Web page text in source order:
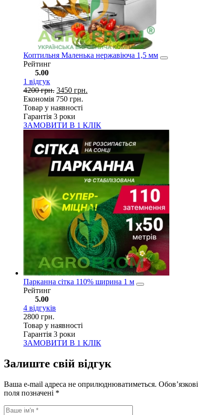
Коптильня Маленька нержавіюча 1,5 мм
Рейтинг
5.00
1 відгук
4200грн. 3450 грн.
Економія 750 грн.
Товар у наявності
Гарантія 3 роки
ЗАМОВИТИ В 1 КЛІК
Парканна сітка 110% ширина 1 м
Рейтинг
5.00
4 відгуків
2800 грн.
Товар у наявності
Гарантія 3 роки
ЗАМОВИТИ В 1 КЛІК
Залиште свій відгук
Ваша e-mail адреса не оприлюднюватиметься. Обов’язкові
поля позначені *